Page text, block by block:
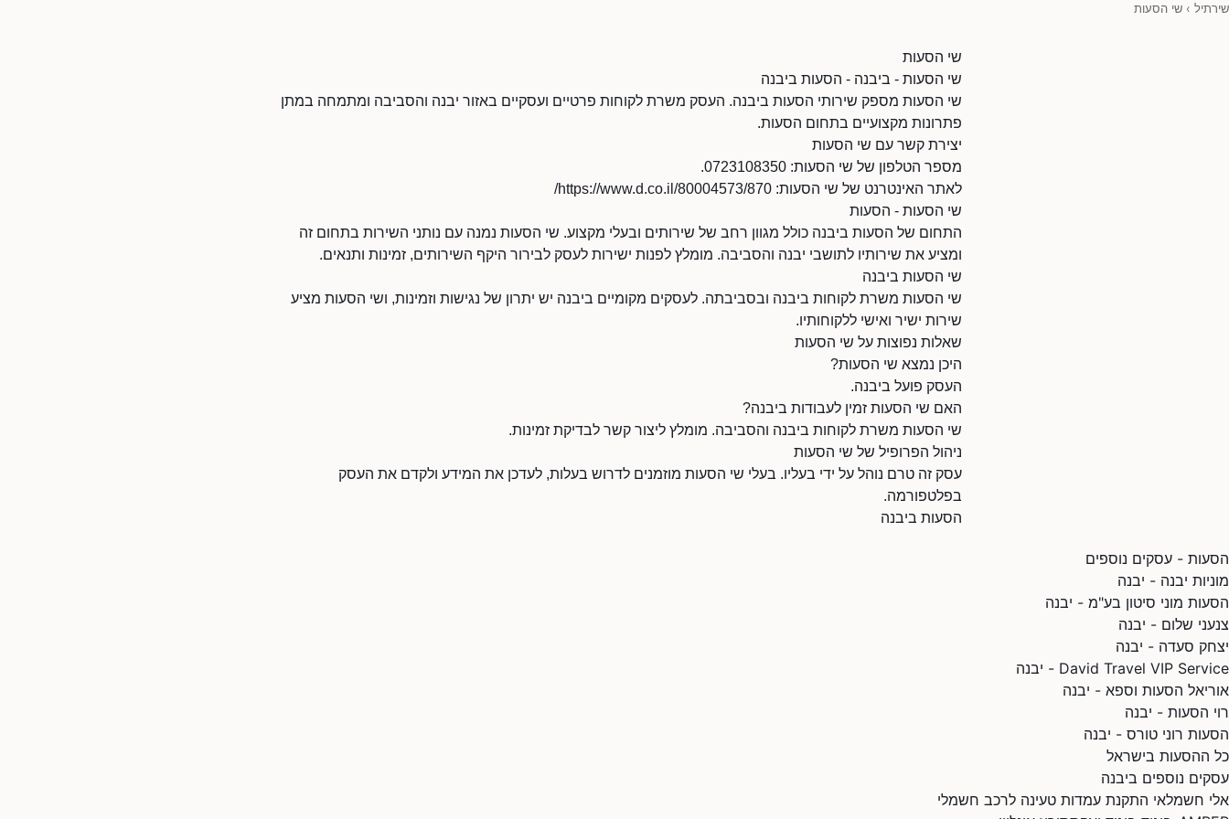
שירתיל › שי הסעות
שי הסעות
שי הסעות - ביבנה - הסעות ביבנה
שי הסעות מספק שירותי הסעות ביבנה. העסק משרת לקוחות פרטיים ועסקיים באזור יבנה והסביבה ומתמחה במתן
פתרונות מקצועיים בתחום הסעות.
יצירת קשר עם שי הסעות
מספר הטלפון של שי הסעות: 0723108350.
לאתר האינטרנט של שי הסעות: https://www.d.co.il/80004573/870/
שי הסעות - הסעות
התחום של הסעות ביבנה כולל מגוון רחב של שירותים ובעלי מקצוע. שי הסעות נמנה עם נותני השירות בתחום זה
ומציע את שירותיו לתושבי יבנה והסביבה. מומלץ לפנות ישירות לעסק לבירור היקף השירותים, זמינות ותנאים.
שי הסעות ביבנה
שי הסעות משרת לקוחות ביבנה ובסביבתה. לעסקים מקומיים ביבנה יש יתרון של נגישות וזמינות, ושי הסעות מציע
שירות ישיר ואישי ללקוחותיו.
שאלות נפוצות על שי הסעות
היכן נמצא שי הסעות?
העסק פועל ביבנה.
האם שי הסעות זמין לעבודות ביבנה?
שי הסעות משרת לקוחות ביבנה והסביבה. מומלץ ליצור קשר לבדיקת זמינות.
ניהול הפרופיל של שי הסעות
עסק זה טרם נוהל על ידי בעליו. בעלי שי הסעות מוזמנים לדרוש בעלות, לעדכן את המידע ולקדם את העסק
בפלטפורמה.
הסעות ביבנה
הסעות - עסקים נוספים
מוניות יבנה - יבנה
הסעות מוני סיטון בע"מ - יבנה
צנעני שלום - יבנה
יצחק סעדה - יבנה
David Travel VIP Service - יבנה
אוריאל הסעות וספא - יבנה
רוי הסעות - יבנה
הסעות רוני טורס - יבנה
כל ההסעות בישראל
עסקים נוספים ביבנה
אלי חשמלאי התקנת עמדות טעינה לרכב חשמלי